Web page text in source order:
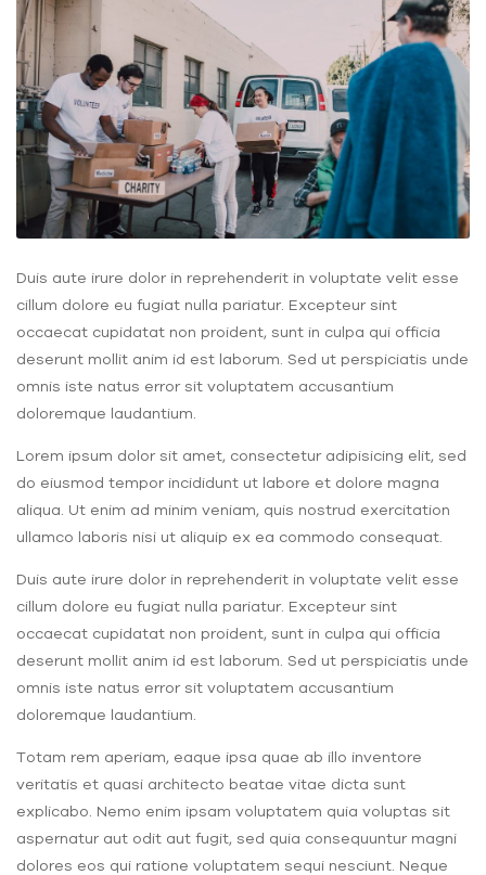
Duis aute irure dolor in reprehenderit in voluptate velit esse
cillum dolore eu fugiat nulla pariatur. Excepteur sint
occaecat cupidatat non proident, sunt in culpa qui officia
deserunt mollit anim id est laborum. Sed ut perspiciatis unde
omnis iste natus error sit voluptatem accusantium
doloremque laudantium.
Lorem ipsum dolor sit amet, consectetur adipisicing elit, sed
do eiusmod tempor incididunt ut labore et dolore magna
aliqua. Ut enim ad minim veniam, quis nostrud exercitation
ullamco laboris nisi ut aliquip ex ea commodo consequat.
Duis aute irure dolor in reprehenderit in voluptate velit esse
cillum dolore eu fugiat nulla pariatur. Excepteur sint
occaecat cupidatat non proident, sunt in culpa qui officia
deserunt mollit anim id est laborum. Sed ut perspiciatis unde
omnis iste natus error sit voluptatem accusantium
doloremque laudantium.
Totam rem aperiam, eaque ipsa quae ab illo inventore
veritatis et quasi architecto beatae vitae dicta sunt
explicabo. Nemo enim ipsam voluptatem quia voluptas sit
aspernatur aut odit aut fugit, sed quia consequuntur magni
dolores eos qui ratione voluptatem sequi nesciunt. Neque